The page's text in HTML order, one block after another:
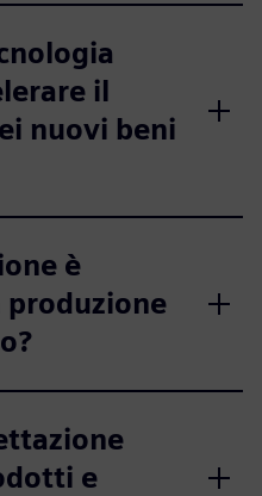
il
nuovi beni
è
e